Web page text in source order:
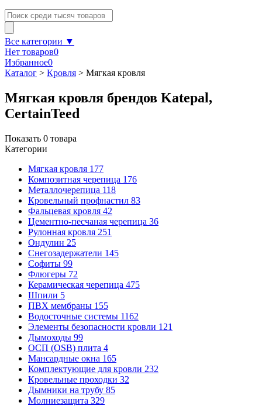
Все категории ▼
Нет товаров0
Избранное0
Каталог > Кровля > Мягкая кровля
Мягкая кровля брендов Katepal,
CertainTeed
Показать 0 товара
Категории
Мягкая кровля 177
Композитная черепица 176
Металлочерепица 118
Кровельный профнастил 83
Фальцевая кровля 42
Цементно-песчаная черепица 36
Рулонная кровля 251
Ондулин 25
Снегозадержатели 145
Софиты 99
Флюгеры 72
Керамическая черепица 475
Шпили 5
ПВХ мембраны 155
Водосточные системы 1162
Элементы безопасности кровли 121
Дымоходы 99
ОСП (OSB) плита 4
Мансардные окна 165
Комплектующие для кровли 232
Кровельные проходки 32
Дымники на трубу 85
Молниезащита 329